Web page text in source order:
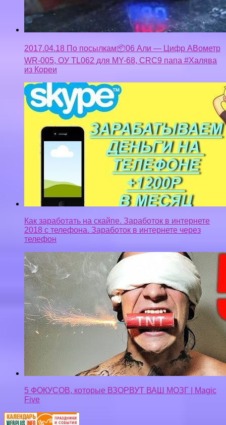
2017.04.18 По посылкам📦06 Али — Цифр АВометр
WR-005, ОУ TL062 для MY-68, CRC9 папа #Халява
из Кореи
Как заработать на скайпе. Заработок в интернете
2018 с телефона. Заработок в интернете через
телефон
5 ФОКУСОВ, которые ВЗОРВУТ ВАШ МОЗГ | Magic
Five